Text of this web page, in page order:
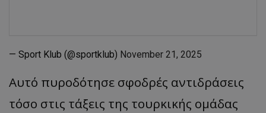
— Sport Klub (@sportklub) November 21, 2025
Αυτό πυροδότησε σφοδρές αντιδράσεις
τόσο στις τάξεις της τουρκικής ομάδας